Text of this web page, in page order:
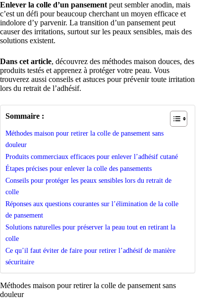
Enlever la colle d’un pansement peut sembler anodin, mais
c’est un défi pour beaucoup cherchant un moyen efficace et
indolore d’y parvenir. La transition d’un pansement peut
causer des irritations, surtout sur les peaux sensibles, mais des
solutions existent.
Dans cet article, découvrez des méthodes maison douces, des
produits testés et apprenez à protéger votre peau. Vous
trouverez aussi conseils et astuces pour prévenir toute irritation
lors du retrait de l’adhésif.
Sommaire :
Méthodes maison pour retirer la colle de pansement sans
douleur
Produits commerciaux efficaces pour enlever l’adhésif cutané
Étapes précises pour enlever la colle des pansements
Conseils pour protéger les peaux sensibles lors du retrait de
colle
Réponses aux questions courantes sur l’élimination de la colle
de pansement
Solutions naturelles pour préserver la peau tout en retirant la
colle
Ce qu’il faut éviter de faire pour retirer l’adhésif de manière
sécuritaire
Méthodes maison pour retirer la colle de pansement sans
douleur